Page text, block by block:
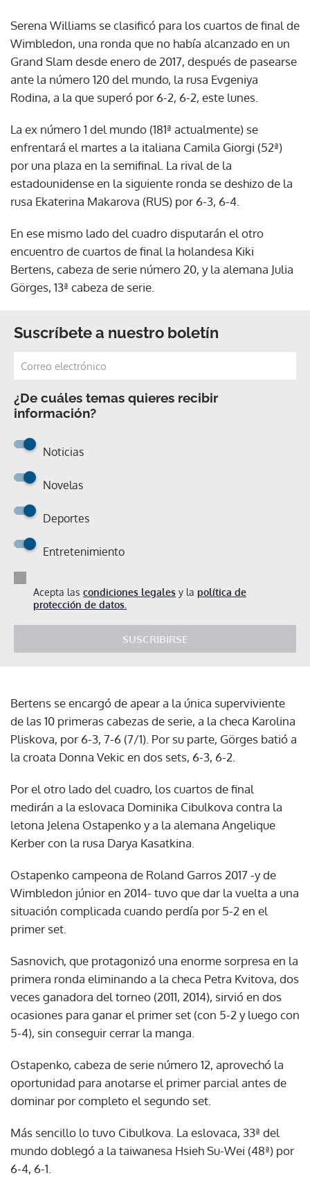
Serena Williams se clasificó para los cuartos de final de
Wimbledon, una ronda que no había alcanzado en un
Grand Slam desde enero de 2017, después de pasearse
ante la número 120 del mundo, la rusa Evgeniya
Rodina, a la que superó por 6-2, 6-2, este lunes.
La ex número 1 del mundo (181ª actualmente) se
enfrentará el martes a la italiana Camila Giorgi (52ª)
por una plaza en la semifinal. La rival de la
estadounidense en la siguiente ronda se deshizo de la
rusa Ekaterina Makarova (RUS) por 6-3, 6-4.
En ese mismo lado del cuadro disputarán el otro
encuentro de cuartos de final la holandesa Kiki
Bertens, cabeza de serie número 20, y la alemana Julia
Görges, 13ª cabeza de serie.
Suscríbete a nuestro boletín
¿De cuáles temas quieres recibir
información?
Noticias
Novelas
Deportes
Entretenimiento
Acepta las condiciones legales y la política de
protección de datos.
SUSCRIBIRSE
Bertens se encargó de apear a la única superviviente
de las 10 primeras cabezas de serie, a la checa Karolina
Pliskova, por 6-3, 7-6 (7/1). Por su parte, Görges batió a
la croata Donna Vekic en dos sets, 6-3, 6-2.
Por el otro lado del cuadro, los cuartos de final
medirán a la eslovaca Dominika Cibulkova contra la
letona Jelena Ostapenko y a la alemana Angelique
Kerber con la rusa Darya Kasatkina.
Ostapenko campeona de Roland Garros 2017 -y de
Wimbledon júnior en 2014- tuvo que dar la vuelta a una
situación complicada cuando perdía por 5-2 en el
primer set.
Sasnovich, que protagonizó una enorme sorpresa en la
primera ronda eliminando a la checa Petra Kvitova, dos
veces ganadora del torneo (2011, 2014), sirvió en dos
ocasiones para ganar el primer set (con 5-2 y luego con
5-4), sin conseguir cerrar la manga.
Ostapenko, cabeza de serie número 12, aprovechó la
oportunidad para anotarse el primer parcial antes de
dominar por completo el segundo set.
Más sencillo lo tuvo Cibulkova. La eslovaca, 33ª del
mundo doblegó a la taiwanesa Hsieh Su-Wei (48ª) por
6-4, 6-1.